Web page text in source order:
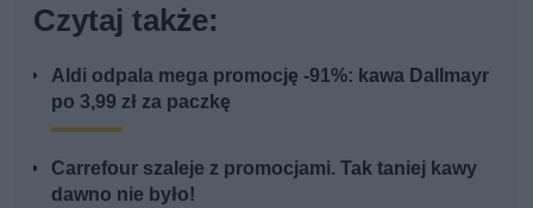
Czytaj także:
Aldi odpala mega promocję -91%: kawa Dallmayr
po 3,99 zł za paczkę
Carrefour szaleje z promocjami. Tak taniej kawy
dawno nie było!